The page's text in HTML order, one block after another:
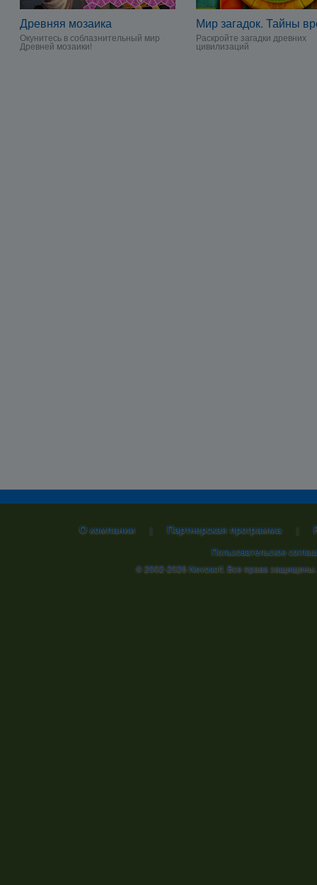
Древняя мозаика
Окунитесь в соблазнительный мир
Древней мозаики!
Мир загадок. Тайны
Раскройте загадки древних
цивилизаций
О компании | Партнерская программа |
Пользовательское
© 2002-2026Nevosoft. Все права защищены